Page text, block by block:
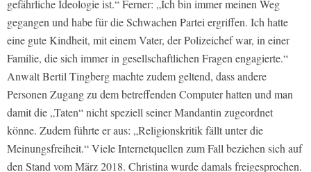
gefährliche Ideologie ist.“ Ferner: „Ich bin immer meinen Weg
gegangen und habe für die Schwachen Partei ergriffen. Ich hatte
eine gute Kindheit, mit einem Vater, der Polizeichef war, in einer
Familie, die sich immer in gesellschaftlichen Fragen engagierte.“
Anwalt Bertil Tingberg machte zudem geltend, dass andere
Personen Zugang zu dem betreffenden Computer hatten und man
damit die „Taten“ nicht speziell seiner Mandantin zugeordnet
könne. Zudem führte er aus: „Religionskritik fällt unter die
Meinungsfreiheit.“ Viele Internetquellen zum Fall beziehen sich auf
den Stand vom März 2018. Christina wurde damals freigesprochen.